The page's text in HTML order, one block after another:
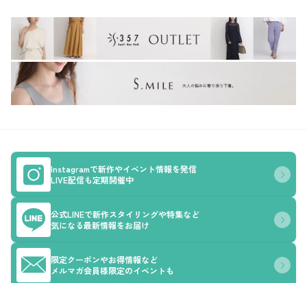
Instagramで新作やイベント情報を発信
LIVE配信も定期開催中
公式LINEで新作スタイリングや特集など
気になる最新情報をお届け
限定クーポンやお得情報など
メルマガ会員様限定のイベントも